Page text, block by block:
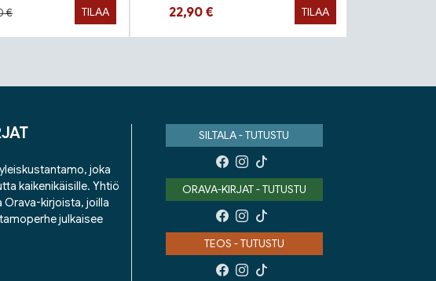
€ TILAA Hinta nyt
22,90 € TILAA
joka
kaikenikäisille. Yhtiö
kirjoista, joilla
julkaisee
SILTALA - TUTUSTU
ORAVA-KIRJAT - TUTUSTU
TEOS - TUTUSTU